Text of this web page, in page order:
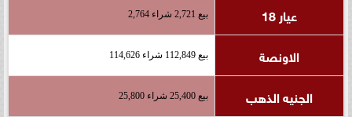
عيار 18 بيع 2,721 شراء 2,764
الاونصة بيع 112,849 شراء 114,626
الجنيه الذهب بيع 25,400 شراء 25,800